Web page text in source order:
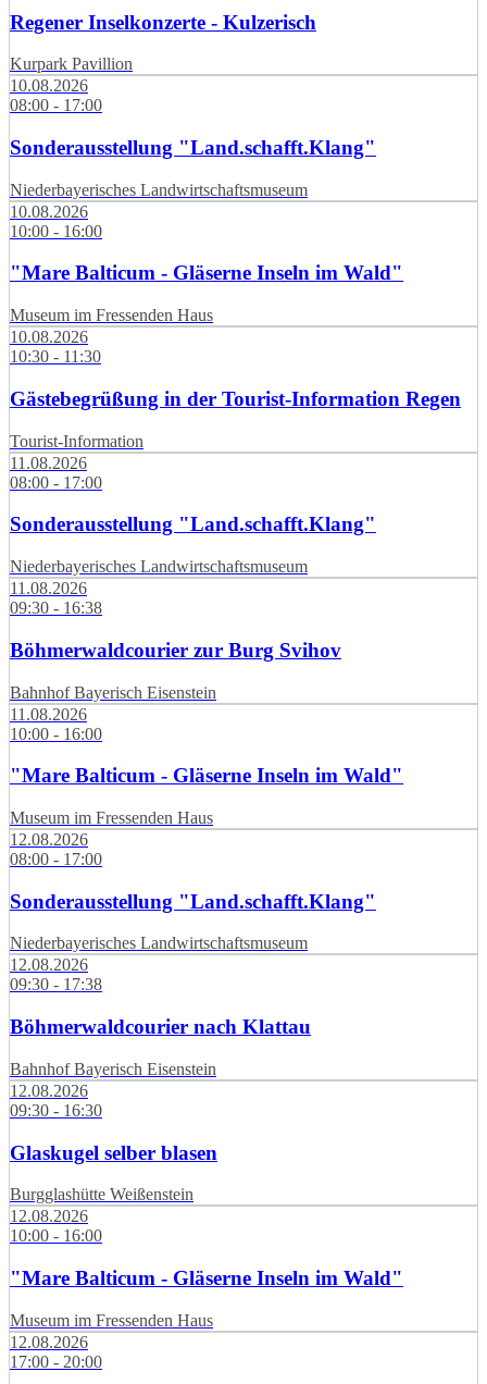
Regener Inselkonzerte - Kulzerisch
Kurpark Pavillion
10.08.2026
08:00 - 17:00
Sonderausstellung "Land.schafft.Klang"
Niederbayerisches Landwirtschaftsmuseum
10.08.2026
10:00 - 16:00
"Mare Balticum - Gläserne Inseln im Wald"
Museum im Fressenden Haus
10.08.2026
10:30 - 11:30
Gästebegrüßung in der Tourist-Information Regen
Tourist-Information
11.08.2026
08:00 - 17:00
Sonderausstellung "Land.schafft.Klang"
Niederbayerisches Landwirtschaftsmuseum
11.08.2026
09:30 - 16:38
Böhmerwaldcourier zur Burg Svihov
Bahnhof Bayerisch Eisenstein
11.08.2026
10:00 - 16:00
"Mare Balticum - Gläserne Inseln im Wald"
Museum im Fressenden Haus
12.08.2026
08:00 - 17:00
Sonderausstellung "Land.schafft.Klang"
Niederbayerisches Landwirtschaftsmuseum
12.08.2026
09:30 - 17:38
Böhmerwaldcourier nach Klattau
Bahnhof Bayerisch Eisenstein
12.08.2026
09:30 - 16:30
Glaskugel selber blasen
Burgglashütte Weißenstein
12.08.2026
10:00 - 16:00
"Mare Balticum - Gläserne Inseln im Wald"
Museum im Fressenden Haus
12.08.2026
17:00 - 20:00